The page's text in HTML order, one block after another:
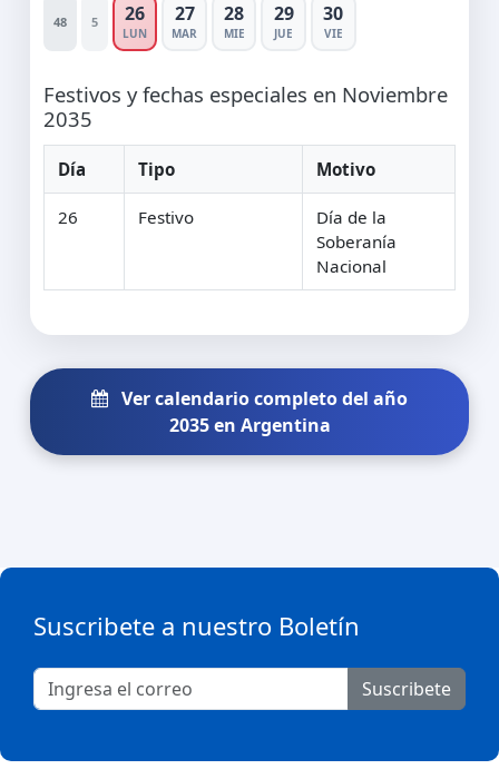
48 5 26
LUN
27
MAR
28
MIE
29
JUE
30
VIE
Festivos y fechas especiales en Noviembre
2035
Día Tipo Motivo
26 Festivo
Día de la
Soberanía
Nacional
Ver calendario completo del año
2035 en Argentina
Suscribete a nuestro Boletín
Suscribete